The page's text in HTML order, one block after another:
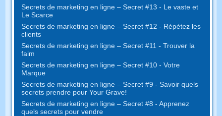
Secrets de marketing en ligne – Secret #13 - Le vaste et
Le Scarce
Secrets de marketing en ligne – Secret #12 - Répétez les
clients
Secrets de marketing en ligne – Secret #11 - Trouver la
faim
Secrets de marketing en ligne – Secret #10 - Votre
Marque
Secrets de marketing en ligne – Secret #9 - Savoir quels
secrets prendre pour Your Grave!
Secrets de marketing en ligne – Secret #8 - Apprenez
quels secrets pour vendre